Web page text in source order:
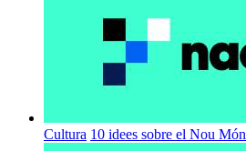
Cultura 10 idees sobre el Nou Món